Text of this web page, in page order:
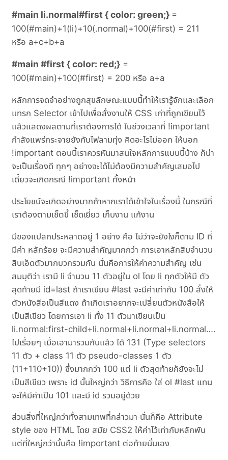
#main li.normal#first { color: green;} =
100(#main)+1(li)+10(.normal)+100(#first) = 211
หรือ a+c+b+a
#main #first { color: red;} =
100(#main)+100(#first) = 200 หรือ a+a
หลักการจดจำอย่างถูกสุขลักษณะแบบนี้ทำให้เรารู้จักและเลือก
แทรก Selector เข้าไปเพื่อสั่งงานให้ CSS เก่าที่ถูกเขียนไว้
แล้วแสดงผลตามที่เราต้องการได้ ในช่วงเวลาที่ !important
กำลังแพร่กระจายยังกับไฟลามทุ่ง คิดอะไรไม่ออก ให้บอก
!important ตอนนี้เราควรหันมาสนใจหลักการแบบนี้บ้าง ก็น่า
จะเป็นเรื่องดี ทุกๆ อย่างจะได้ไม่ต้องมีความสำคัญเสมอไป
เดี๋ยวจะเกิดกรณี !important ทั้งหน้า
ประโยชน์จะเกิดอย่างมากถ้าหากเราได้เข้าใจในเรื่องนี้ ในกรณีที่
เราต้องตามเช็ตขี้ เช็ดเยี่ยว เก็บงาน แก้งาน
มีของแปลกประหลาดอยู่ 1 อย่าง คือ ไม่ว่าจะยังไงก็ตาม ID ที่
มีค่า หลักร้อย จะมีความสำคัญมากกว่า การเอาหลักสิบจำนวน
สิบเอ็ดตัวมากบวกรวมกัน นั่นคือการให้ค่าความสำคัญ เช่น
สมมุติว่า เรามี li จำนวน 11 ตัวอยู่ใน ol โดย li ทุกตัวให้มี ตัว
สุดท้ายมี id=last ถ้าเราเขียน #last จะมีค่าเท่ากับ 100 สั่งให้
ตัวหนังสือเป็นสีแดง ถ้าเกิดเราอยากจะเปลี่ยนตัวหนังสือให้
เป็นสีเขียว โดยการเอา li ทั้ง 11 ตัวมาเขียนเป็น
li.normal:first-child+li.normal+li.normal+li.normal….
ไปเรื่อยๆ เมื่อเอามารวมกันแล้ว ได้ 131 (Type selectors
11 ตัว + class 11 ตัว pseudo-classes 1 ตัว
(11+110+10)) ซึ่งมากกว่า 100 แต่ li ตัวสุดท้ายก็ยังจะไม่
เป็นสีเขียว เพราะ id นั้นใหญ่กว่า วิธีการคือ ใส่ ol #last แทน
จะให้มีค่าเป็น 101 และมี id รวมอยู่ด้วย
ส่วนสิ่งที่ใหญ่กว่าทั้งสามเทพที่กล่าวมา นั่นก็คือ Attribute
style ของ HTML โดย สมัย CSS2 ให้ค่าไว้เท่ากับหลักพัน
แต่ที่ใหญ่กว่านั้นคือ !important ต่อท้ายนั่นเอง